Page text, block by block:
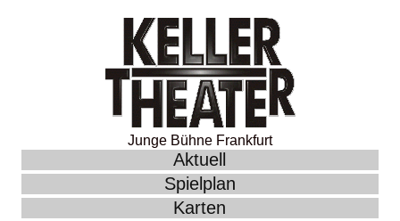
Junge Bühne Frankfurt
Aktuell
Spielplan
Karten